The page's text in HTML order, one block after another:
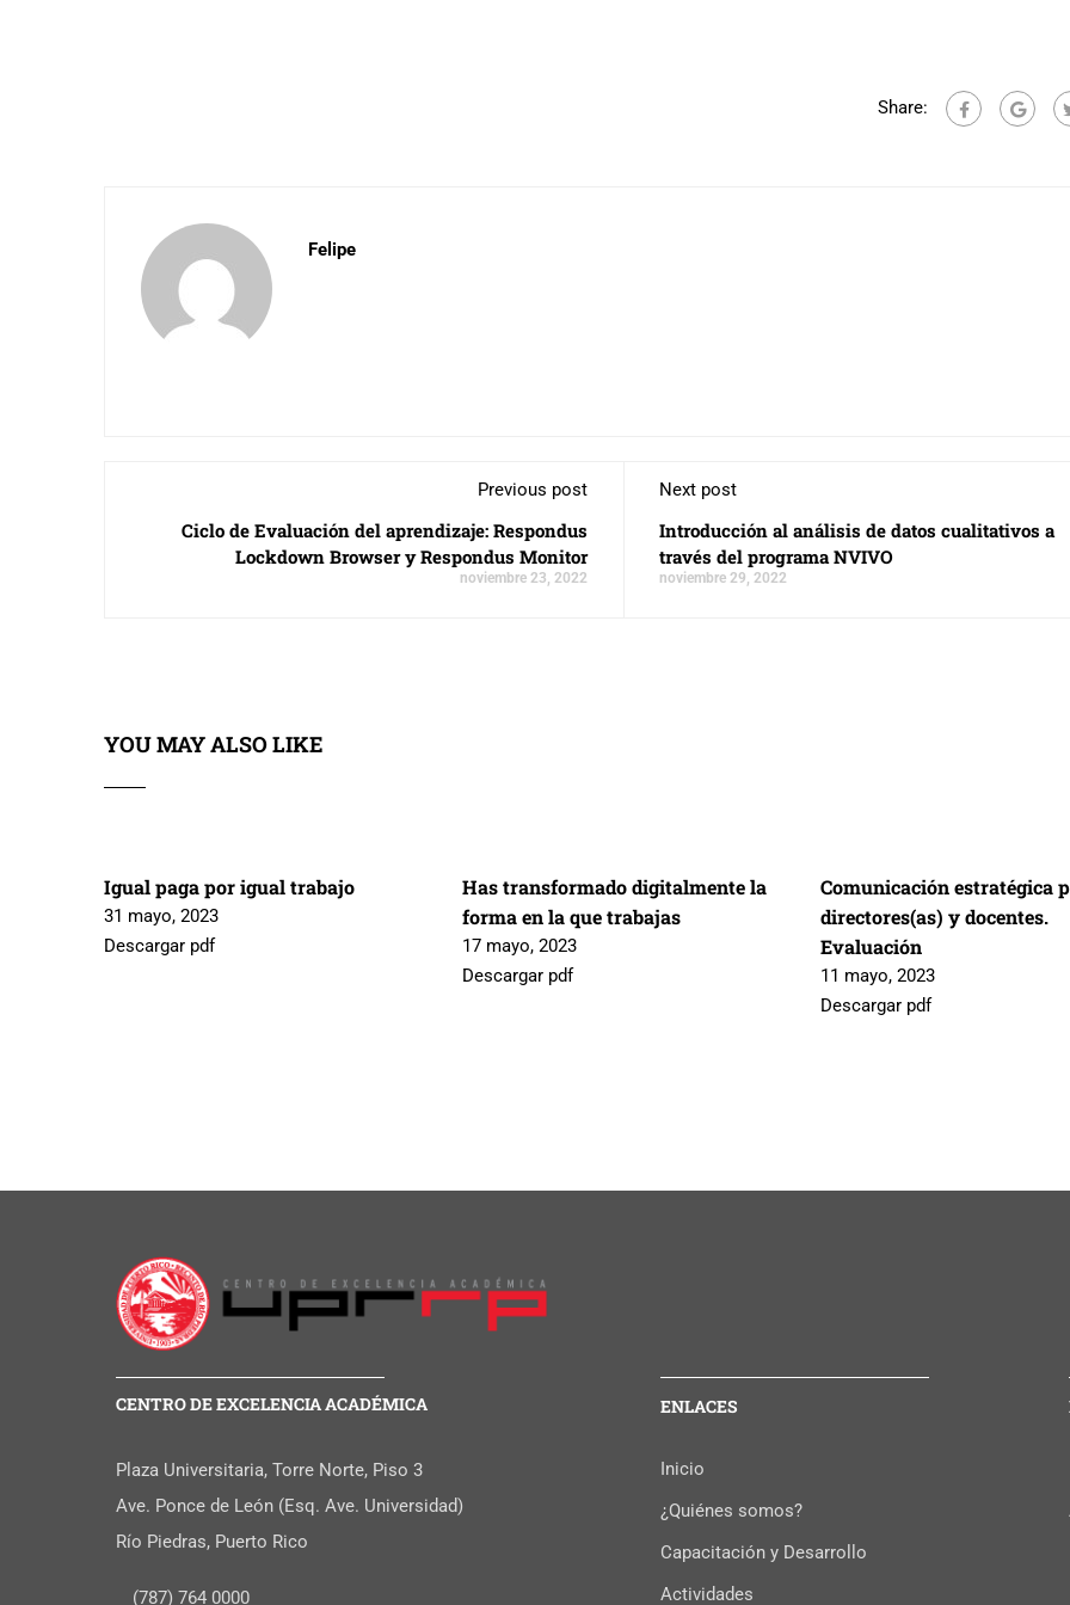
Share:
Felipe
Previous post
Ciclo de Evaluación del aprendizaje: Respondus
Lockdown Browser y Respondus Monitor
noviembre 23, 2022
Next post
Introducción al análisis de datos cualitativos a
través del programa NVIVO
noviembre 29, 2022
YOU MAY ALSO LIKE
Igual paga por igual trabajo
31 mayo, 2023
Descargar pdf
Has transformado digitalmente la
forma en la que trabajas
17 mayo, 2023
Descargar pdf
Comunicación estratégica
directores(as) y docentes.
Evaluación
11 mayo, 2023
Descargar pdf
CENTRO DE EXCELENCIA ACADÉMICA
Plaza Universitaria, Torre Norte, Piso 3
Ave. Ponce de León (Esq. Ave. Universidad)
Río Piedras, Puerto Rico
(787) 764 0000
ENLACES
Inicio
¿Quiénes somos?
Capacitación y Desarrollo
Actividades